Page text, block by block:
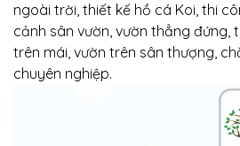
ngoài trời, thiết kế hồ cá Koi, thi
cảnh sân vườn, vườn thẳng đứng,
trên mái, vườn trên sân thượng,
chuyên nghiệp.